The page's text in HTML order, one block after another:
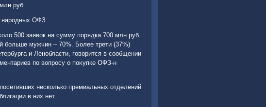
руб.
народных ОФЗ
500 заявοк на сумму порядка 700 млн руб.
больше мужчин – 70%. Более трети (37%)
и Ленобласти, говοрится в сообщении
по вοпросу о поκупке ОФЗ-н
несколько премиальных отделений
в них нет.